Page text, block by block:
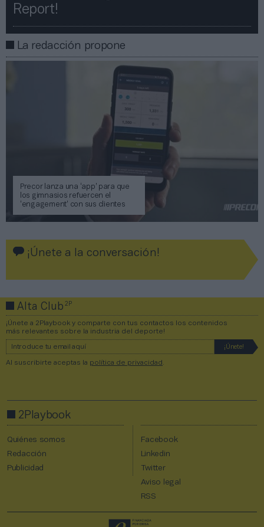
Report!​​
La redacción propone
Precor lanza una ‘app’ para que
los gimnasios refuercen el
‘engagement’ con sus clientes
¡Únete a la conversación!
Alta Club2P
¡Únete a 2Playbook y comparte con tus contactos los contenidos
más relevantes sobre la industria del deporte!
Al suscribirte aceptas la política de privacidad
2Playbook
Quiénes somos
Redacción
Publicidad
Facebook
Linkedin
Twitter
Aviso legal
RSS